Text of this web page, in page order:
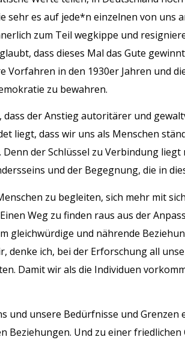
sehr es auf jede*n einzelnen von uns
zum Teil wegkippe und
dass dieses Mal das Gute
Vorfahren in den 1930er Jahren und
zu bewahren.
der Anstieg autoritärer und
liegt, dass wir uns als Menschen
der Schlüssel zu Verbindung liegt
und der Begegnung, die in
zu begleiten, sich mehr mit
Weg zu finden raus aus der
gleichwürdige und nährende
denke ich, bei der Erforschung all
Damit wir als die Individuen
und unsere Bedürfnisse und Grenzen
Beziehungen. Und zu einer friedlichen